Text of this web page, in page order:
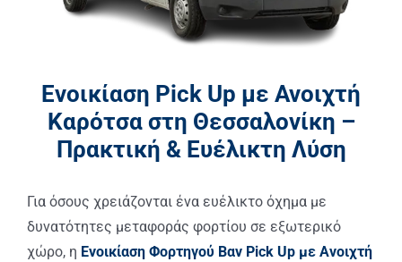
Ενοικίαση Pick Up με Ανοιχτή
Καρότσα στη Θεσσαλονίκη –
Πρακτική & Ευέλικτη Λύση
Για όσους χρειάζονται ένα ευέλικτο όχημα με
δυνατότητες μεταφοράς φορτίου σε εξωτερικό
χώρο, η Ενοικίαση Φορτηγού Βαν Pick Up με Ανοιχτή